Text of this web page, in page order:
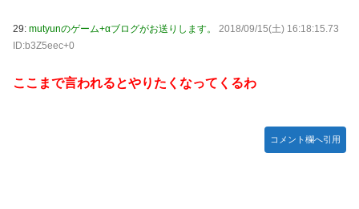
29: mutyunのゲーム+αブログがお送りします。
2018/09/15(土) 16:18:15.73
ID:b3Z5eec+0
ここまで言われるとやりたくなってくるわ
コメント欄へ引用